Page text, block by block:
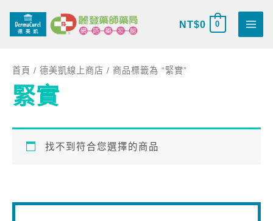
NT$0 0
首頁 / 德美凱線上商店 / 商品標籤為 “緊實”
緊實
找不到符合您選擇的商品
尋
鍵
字
: